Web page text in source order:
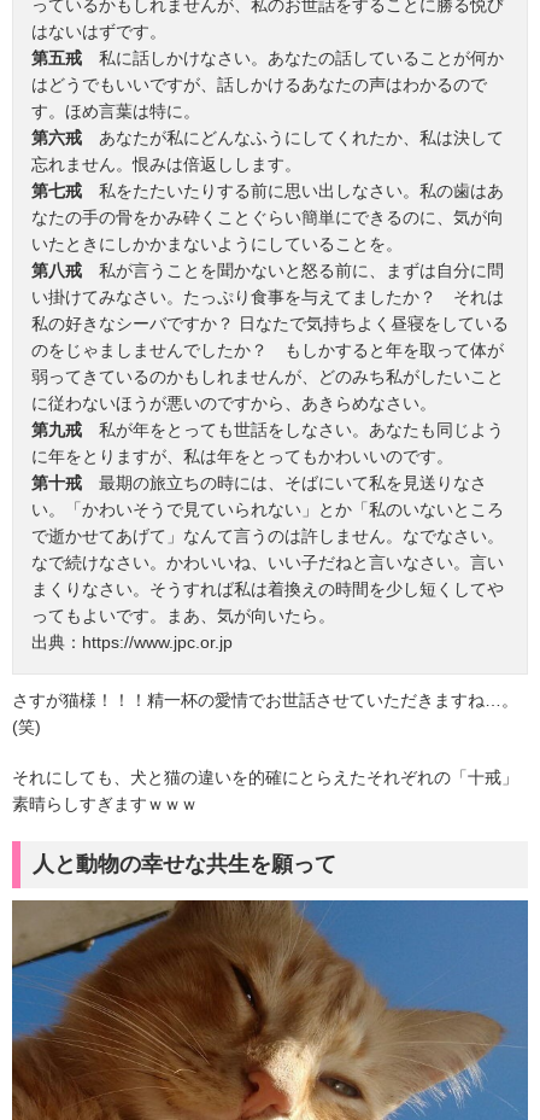
っているかもしれませんが、私のお世話をすることに勝る悦び
はないはずです。
第五戒 私に話しかけなさい。あなたの話していることが何か
はどうでもいいですが、話しかけるあなたの声はわかるので
す。ほめ言葉は特に。
第六戒 あなたが私にどんなふうにしてくれたか、私は決して
忘れません。恨みは倍返しします。
第七戒 私をたたいたりする前に思い出しなさい。私の歯はあ
なたの手の骨をかみ砕くことぐらい簡単にできるのに、気が向
いたときにしかかまないようにしていることを。
第八戒 私が言うことを聞かないと怒る前に、まずは自分に問
い掛けてみなさい。たっぷり食事を与えてましたか？ それは
私の好きなシーバですか？ 日なたで気持ちよく昼寝をしている
のをじゃましませんでしたか？ もしかすると年を取って体が
弱ってきているのかもしれませんが、どのみち私がしたいこと
に従わないほうが悪いのですから、あきらめなさい。
第九戒 私が年をとっても世話をしなさい。あなたも同じよう
に年をとりますが、私は年をとってもかわいいのです。
第十戒 最期の旅立ちの時には、そばにいて私を見送りなさ
い。「かわいそうで見ていられない」とか「私のいないところ
で逝かせてあげて」なんて言うのは許しません。なでなさい。
なで続けなさい。かわいいね、いい子だねと言いなさい。言い
まくりなさい。そうすれば私は着換えの時間を少し短くしてや
ってもよいです。まあ、気が向いたら。
出典：https://www.jpc.or.jp
さすが猫様！！！精一杯の愛情でお世話させていただきますね…。
(笑)
それにしても、犬と猫の違いを的確にとらえたそれぞれの「十戒」
素晴らしすぎますｗｗｗ
人と動物の幸せな共生を願って